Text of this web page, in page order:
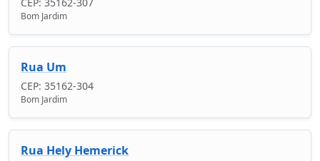
Bom Jardim
Rua Um
CEP: 35162-304
Bom Jardim
Rua Hely Hemerick